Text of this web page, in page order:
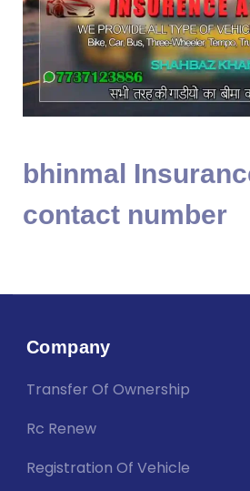
bhinmal
contact number
Company
Transfer Of Ownership
Rc Renew
Registration Of Vehicle